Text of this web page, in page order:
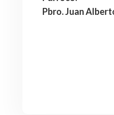
Pbro. Juan